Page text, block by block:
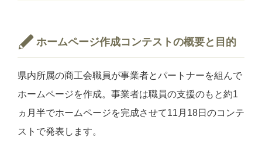
ホームページ作成コンテストの概要と目的
県内所属の商工会職員が事業者とパートナーを組んで
ホームページを作成。事業者は職員の支援のもと約1
ヵ月半でホームページを完成させて11月18日のコンテ
ストで発表します。